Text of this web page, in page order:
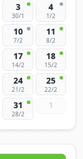
3
30/1
4
1/2
10
7/2
11
8/2
17
14/2
18
15/2
24
21/2
25
22/2
31
28/2
1